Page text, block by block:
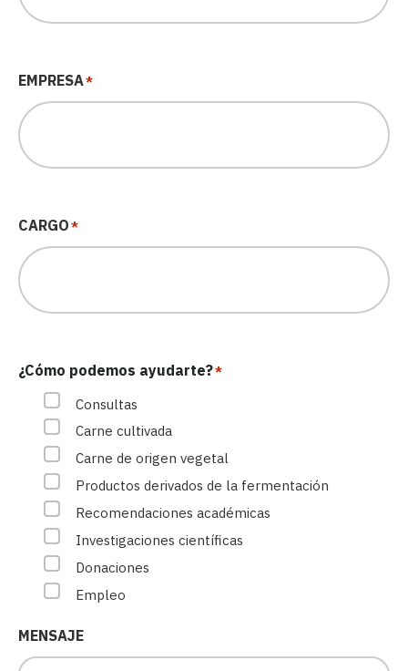
EMPRESA*
CARGO*
¿Cómo podemos ayudarte?*
Consultas
Carne cultivada
Carne de origen vegetal
Productos derivados de la fermentación
Recomendaciones académicas
Investigaciones científicas
Donaciones
Empleo
MENSAJE